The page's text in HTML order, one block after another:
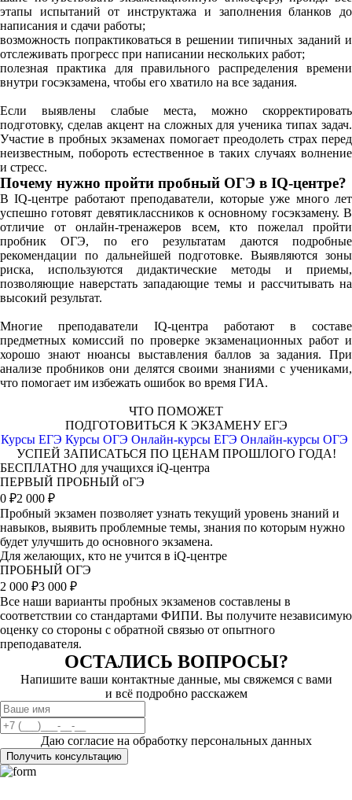
этапы испытаний от инструктажа и заполнения бланков до
написания и сдачи работы;
возможность попрактиковаться в решении типичных заданий и
отслеживать прогресс при написании нескольких работ;
полезная практика для правильного распределения времени
внутри госэкзамена, чтобы его хватило на все задания.
Если выявлены слабые места, можно скорректировать
подготовку, сделав акцент на сложных для ученика типах задач.
Участие в пробных экзаменах помогает преодолеть страх перед
неизвестным, побороть естественное в таких случаях волнение
и стресс.
Почему нужно пройти пробный ОГЭ в IQ-центре?
В IQ-центре работают преподаватели, которые уже много лет
успешно готовят девятиклассников к основному госэкзамену. В
отличие от онлайн-тренажеров всем, кто пожелал пройти
пробник ОГЭ, по его результатам даются подробные
рекомендации по дальнейшей подготовке. Выявляются зоны
риска, используются дидактические методы и приемы,
позволяющие наверстать западающие темы и рассчитывать на
высокий результат.
Многие преподаватели IQ-центра работают в составе
предметных комиссий по проверке экзаменационных работ и
хорошо знают нюансы выставления баллов за задания. При
анализе пробников они делятся своими знаниями с учениками,
что помогает им избежать ошибок во время ГИА.
ЧТО ПОМОЖЕТ
ПОДГОТОВИТЬСЯ К ЭКЗАМЕНУ ЕГЭ
Курсы ЕГЭ Курсы ОГЭ Онлайн-курсы ЕГЭ Онлайн-курсы ОГЭ
УСПЕЙ ЗАПИСАТЬСЯ ПО ЦЕНАМ ПРОШЛОГО ГОДА!
БЕСПЛАТНО для учащихся iQ-центра
ПЕРВЫЙ ПРОБНЫЙ оГЭ
0 ₽2 000 ₽
Пробный экзамен позволяет узнать текущий уровень знаний и
навыков, выявить проблемные темы, знания по которым нужно
будет улучшить до основного экзамена.
Для желающих, кто не учится в iQ-центре
ПРОБНЫЙ ОГЭ
2 000 ₽3 000 ₽
Все наши варианты пробных экзаменов составлены в
соответствии со стандартами ФИПИ. Вы получите независимую
оценку со стороны с обратной связью от опытного
преподавателя.
ОСТАЛИСЬ ВОПРОСЫ?
Напишите ваши контактные данные, мы свяжемся с вами
и всё подробно расскажем
Даю согласие на обработку персональных данных
Получить консультацию